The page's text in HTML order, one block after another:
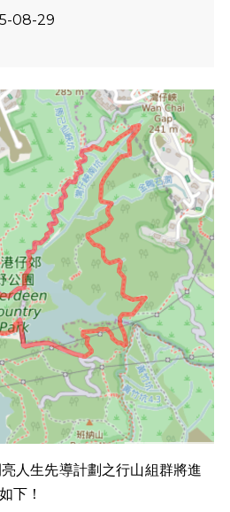
08-29
人生先導計劃之行山組群將進
下！